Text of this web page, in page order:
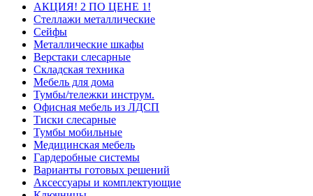
АКЦИЯ! 2 ПО ЦЕНЕ 1!
Стеллажи металлические
Сейфы
Металлические шкафы
Верстаки слесарные
Складская техника
Мебель для дома
Тумбы/тележки инструм.
Офисная мебель из ЛДСП
Тиски слесарные
Тумбы мобильные
Медицинская мебель
Гардеробные системы
Варианты готовых решений
Аксессуары и комплектующие